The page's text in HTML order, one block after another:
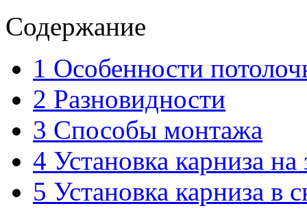
Содержание
1 Особенности
2 Разновидности
3 Способы монтажа
4 Установка карниза
5 Установка карниза в